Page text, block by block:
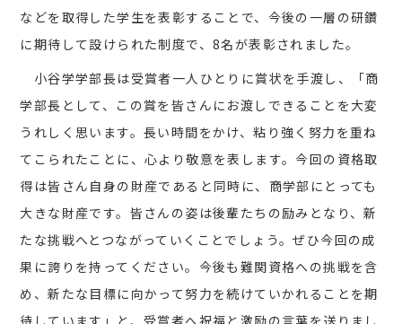
などを取得した学生を表彰することで、今後の一層の研鑽
に期待して設けられた制度で、8名が表彰されました。
小谷学学部長は受賞者一人ひとりに賞状を手渡し、「商
学部長として、この賞を皆さんにお渡しできることを大変
うれしく思います。長い時間をかけ、粘り強く努力を重ね
てこられたことに、心より敬意を表します。今回の資格取
得は皆さん自身の財産であると同時に、商学部にとっても
大きな財産です。皆さんの姿は後輩たちの励みとなり、新
たな挑戦へとつながっていくことでしょう。ぜひ今回の成
果に誇りを持ってください。今後も難関資格への挑戦を含
め、新たな目標に向かって努力を続けていかれることを期